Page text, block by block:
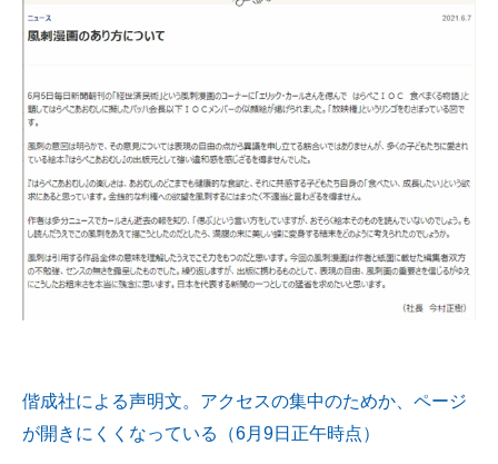
企業ITのトレンドを詳説
ITエンジニア向け専門サイト
企業向けIT製品の総合サイト
IT製品の技術・比較・事例
偕成社による声明文。アクセスの集中のためか、ページ
が開きにくくなっている（6月9日正午時点）